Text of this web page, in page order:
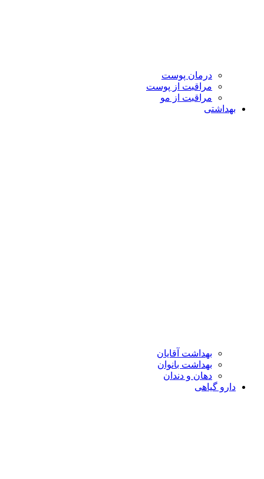
درمان پوست
مراقبت از پوست
مراقبت از مو
بهداشتی
بهداشت آقایان
بهداشت بانوان
دهان و دندان
دارو گیاهی